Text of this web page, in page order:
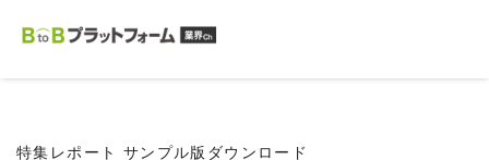
特集レポート サンプル版ダウンロード